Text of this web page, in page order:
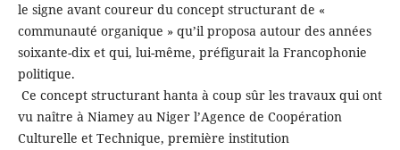
le signe avant coureur du concept structurant de «
communauté organique » qu’il proposa autour des années
soixante-dix et qui, lui-même, préfigurait la Francophonie
politique.
Ce concept structurant hanta à coup sûr les travaux qui ont
vu naître à Niamey au Niger l’Agence de Coopération
Culturelle et Technique, première institution